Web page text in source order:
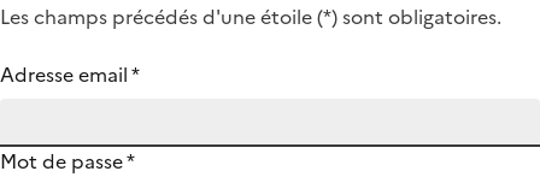
Les champs précédés d'une étoile (*) sont obligatoires.
Adresse email*
Mot de passe*